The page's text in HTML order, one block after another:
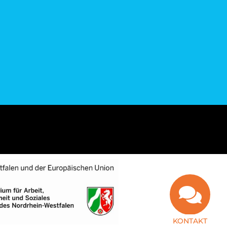
KONTAKT